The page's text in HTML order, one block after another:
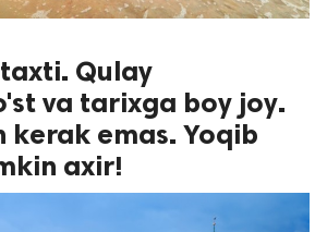
Qulay
va tarixga boy joy.
kerak emas. Yoqib
axir!